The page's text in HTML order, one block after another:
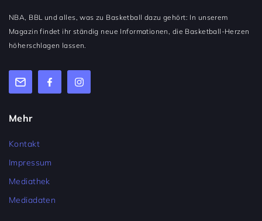
NBA, BBL und alles, was zu Basketball dazu gehört: In unserem
Magazin findet ihr ständig neue Informationen, die Basketball-Herzen
höherschlagen lassen.
Mehr
Kontakt
Impressum
Mediathek
Mediadaten